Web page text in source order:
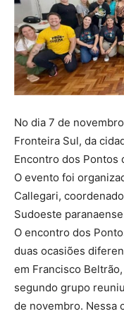
No dia 7 de
Fronteira Sul, da
Encontro dos Pontos
O evento foi
Callegari,
Sudoeste
O encontro dos
duas ocasiões
em Francisco
segundo grupo
de novembro. Nessa